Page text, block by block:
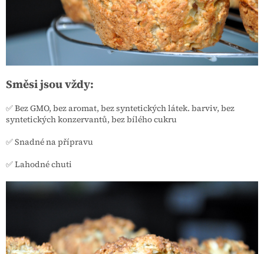
Směsi jsou vždy:
✅ Bez GMO, bez aromat, bez syntetických látek. barviv, bez
syntetických konzervantů, bez bílého cukru
✅ Snadné na přípravu
✅ Lahodné chuti